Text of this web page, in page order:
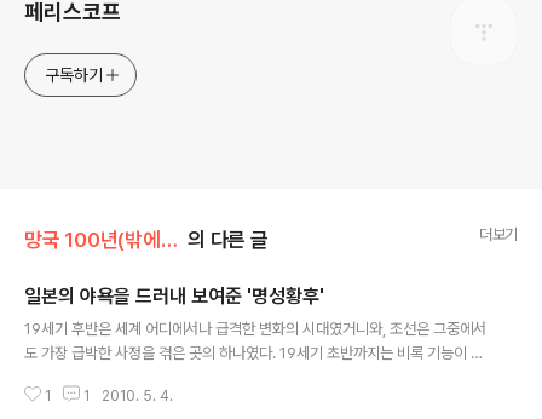
페리스코프
구독하기
망국 100년(밖에서 본 한국사 / 뉴라이트 비판) 의 다른 글 더보기
일본의 야욕을 드러내 보여준 '명성황후'
19세기 후반은 세계 어디에서나 급격한 변화의 시대였거니와, 조선은 그중에서
도 가장 급박한 사정을 겪은 곳의 하나였다. 19세기 초반까지는 비록 기능이 매
있었다. 그런데 19세기 후반을 넘길 때는 식민지로 전락할 위험에 빠져 있었다.
1 1 2010. 5. 4.